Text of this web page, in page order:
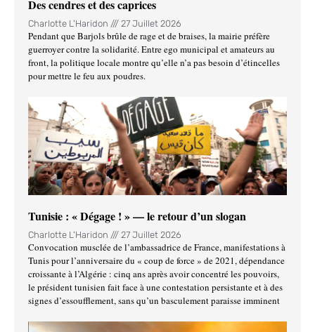
Des cendres et des caprices
Charlotte L'Haridon 27 Juillet 2026
Pendant que Barjols brûle de rage et de braises, la mairie préfère
guerroyer contre la solidarité. Entre ego municipal et amateurs au
front, la politique locale montre qu’elle n’a pas besoin d’étincelles
pour mettre le feu aux poudres.
Tunisie : « Dégage ! » — le retour d’un slogan
Charlotte L'Haridon 27 Juillet 2026
Convocation musclée de l’ambassadrice de France, manifestations à
Tunis pour l’anniversaire du « coup de force » de 2021, dépendance
croissante à l’Algérie : cinq ans après avoir concentré les pouvoirs,
le président tunisien fait face à une contestation persistante et à des
signes d’essoufflement, sans qu’un basculement paraisse imminent